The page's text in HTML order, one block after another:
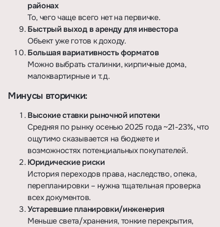
районах
То, чего чаще всего нет на первичке.
Быстрый выход в аренду для инвестора
Объект уже готов к доходу.
Большая вариативность форматов
Можно выбрать сталинки, кирпичные дома,
малоквартирные и т.д.
Минусы вторички:
Высокие ставки рыночной ипотеки
Средняя по рынку осенью 2025 года ~21-23%, что
ощутимо сказывается на бюджете и
возможностях потенциальных покупателей.
Юридические риски
История переходов права, наследство, опека,
перепланировки – нужна тщательная проверка
всех документов.
Устаревшие планировки/инженерия
Меньше света/хранения, тонкие перекрытия,